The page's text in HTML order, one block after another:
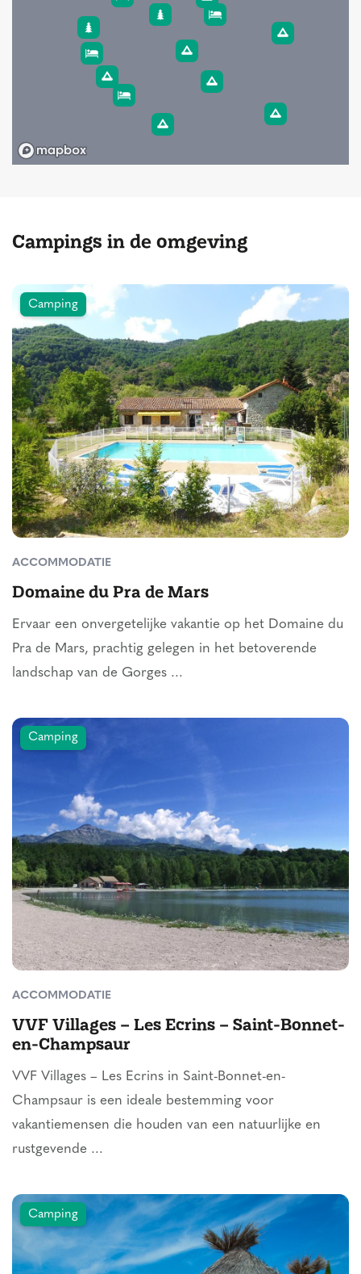
Campings in de omgeving
Camping
ACCOMMODATIE
Domaine du Pra de Mars
Ervaar een onvergetelijke vakantie op het Domaine du
Pra de Mars, prachtig gelegen in het betoverende
landschap van de Gorges ...
Camping
ACCOMMODATIE
VVF Villages – Les Ecrins – Saint-Bonnet-
en-Champsaur
VVF Villages – Les Ecrins in Saint-Bonnet-en-
Champsaur is een ideale bestemming voor
vakantiemensen die houden van een natuurlijke en
rustgevende ...
Camping